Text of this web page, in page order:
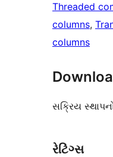
Threaded
columns,
columns
સક્રિય
રેટિંગ્સ